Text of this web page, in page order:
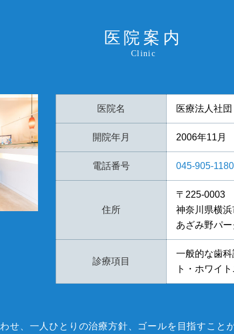
医院案内
Clinic
医院名 医療法人社
開院年月 2006年11月
電話番号 045-905-1180
住所
〒225-0003
神奈川県横
あざみ野パ
診療項目
一般的な歯
ト・ホワイ
せ、一人ひとりの治療方針、ゴールを目指すこと